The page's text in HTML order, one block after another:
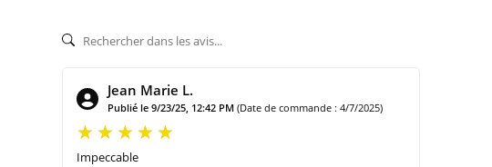
Jean Marie L.
Publié le 9/23/25, 12:42 PM (Date de commande : 4/7/2025)
Impeccable